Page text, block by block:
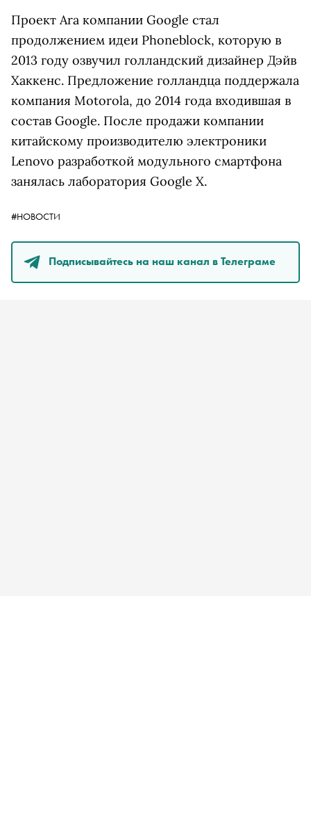
Проект Ara компании Google стал
продолжением идеи Phoneblock, которую в
2013 году озвучил голландский дизайнер Дэйв
Хаккенс. Предложение голландца поддержала
компания Motorola, до 2014 года входившая в
состав Google. После продажи компании
китайскому производителю электроники
Lenovo разработкой модульного смартфона
занялась лаборатория Google X.
#НОВОСТИ
Подписывайтесь на наш канал в Телеграме